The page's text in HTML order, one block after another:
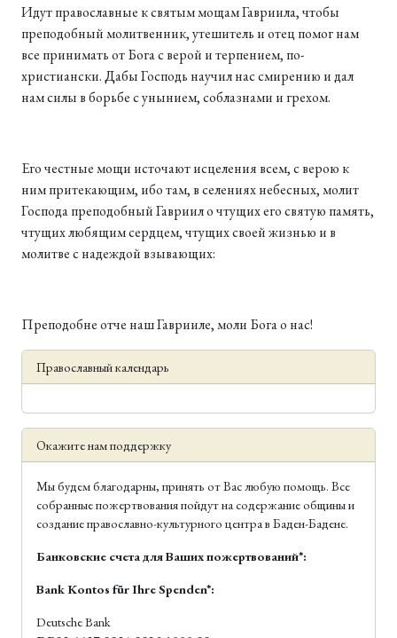
Идут православные к святым мощам Гавриила, чтобы
преподобный молитвенник, утешитель и отец помог нам
все принимать от Бога с верой и терпением, по-
христиански. Дабы Господь научил нас смирению и дал
нам силы в борьбе с унынием, соблазнами и грехом.
Его честные мощи источают исцеления всем, с верою к
ним притекающим, ибо там, в селениях небесных, молит
Господа преподобный Гавриил о чтущих его святую память,
чтущих любящим сердцем, чтущих своей жизнью и в
молитве с надеждой взывающих:
Преподобне отче наш Гаврииле, моли Бога о нас!
Православный календарь
Окажите нам поддержку
Мы будем благодарны, принять от Вас любую помощь. Все
собранные пожертвования пойдут на содержание общины и
создание православно-культурного центра в Баден-Бадене.
Банковские счета для Ваших пожертвований*:
Bank Kontos für Ihre Spenden*:
Deutsche Bank